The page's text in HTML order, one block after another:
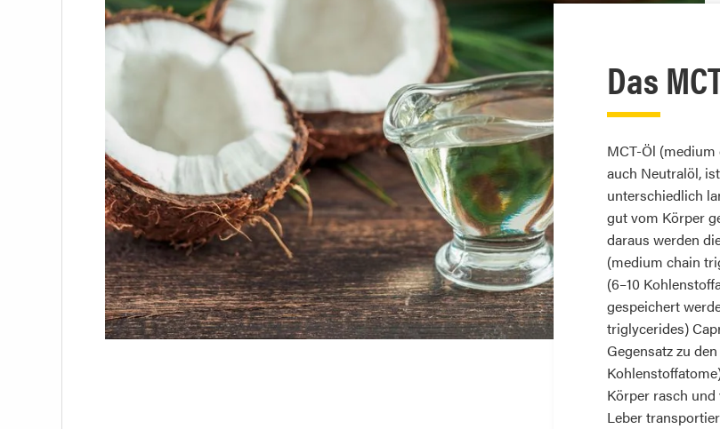
Das
MCT-Öl
auch Neutralöl,
unterschiedlich
gut vom Körper
daraus werden
(medium chain
(6–10
gespeichert
triglycerides)
Gegensatz zu
Körper rasch
Leber